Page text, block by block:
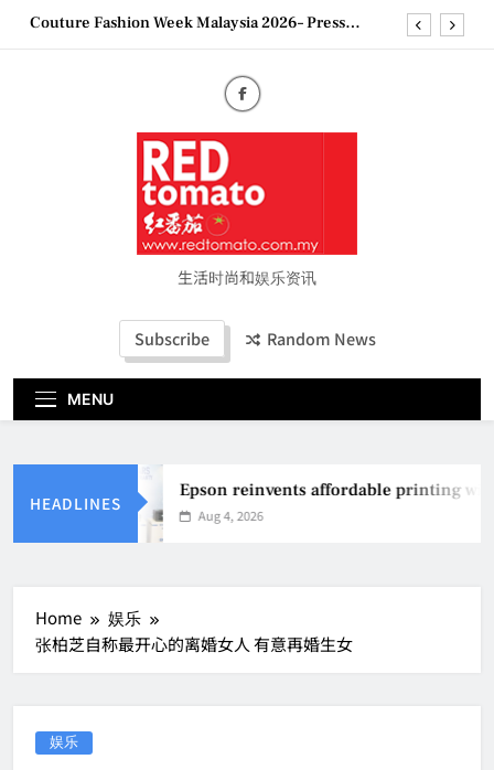
SkipCouture Fashion Week Malaysia 2026– Press
妈妈提供分享剖腹产复原历程的空间
2026 全国房地产大奖创历史纪录 见证马来西亚房
地产经纪行业蓬勃发展
Epson reinvents affordable printing with next-
generation EcoTank Series
Couture Fashion Week Malaysia 2026– Press
“See Her Heal – 1,000 Untold Stories” 为马来西亚
妈妈提供分享剖腹产复原历程的空间
地产经纪行业蓬勃发展
生活时尚和娱乐资讯
Subscribe Random News
MENU
HEADLINES
Epson reinvents affordable printing
Aug 4, 2026
Home
娱乐
张柏芝自称最开心的离婚女人 有意再婚生女
娱乐